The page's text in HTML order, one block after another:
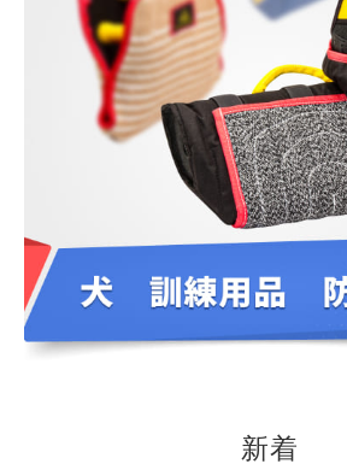
新着